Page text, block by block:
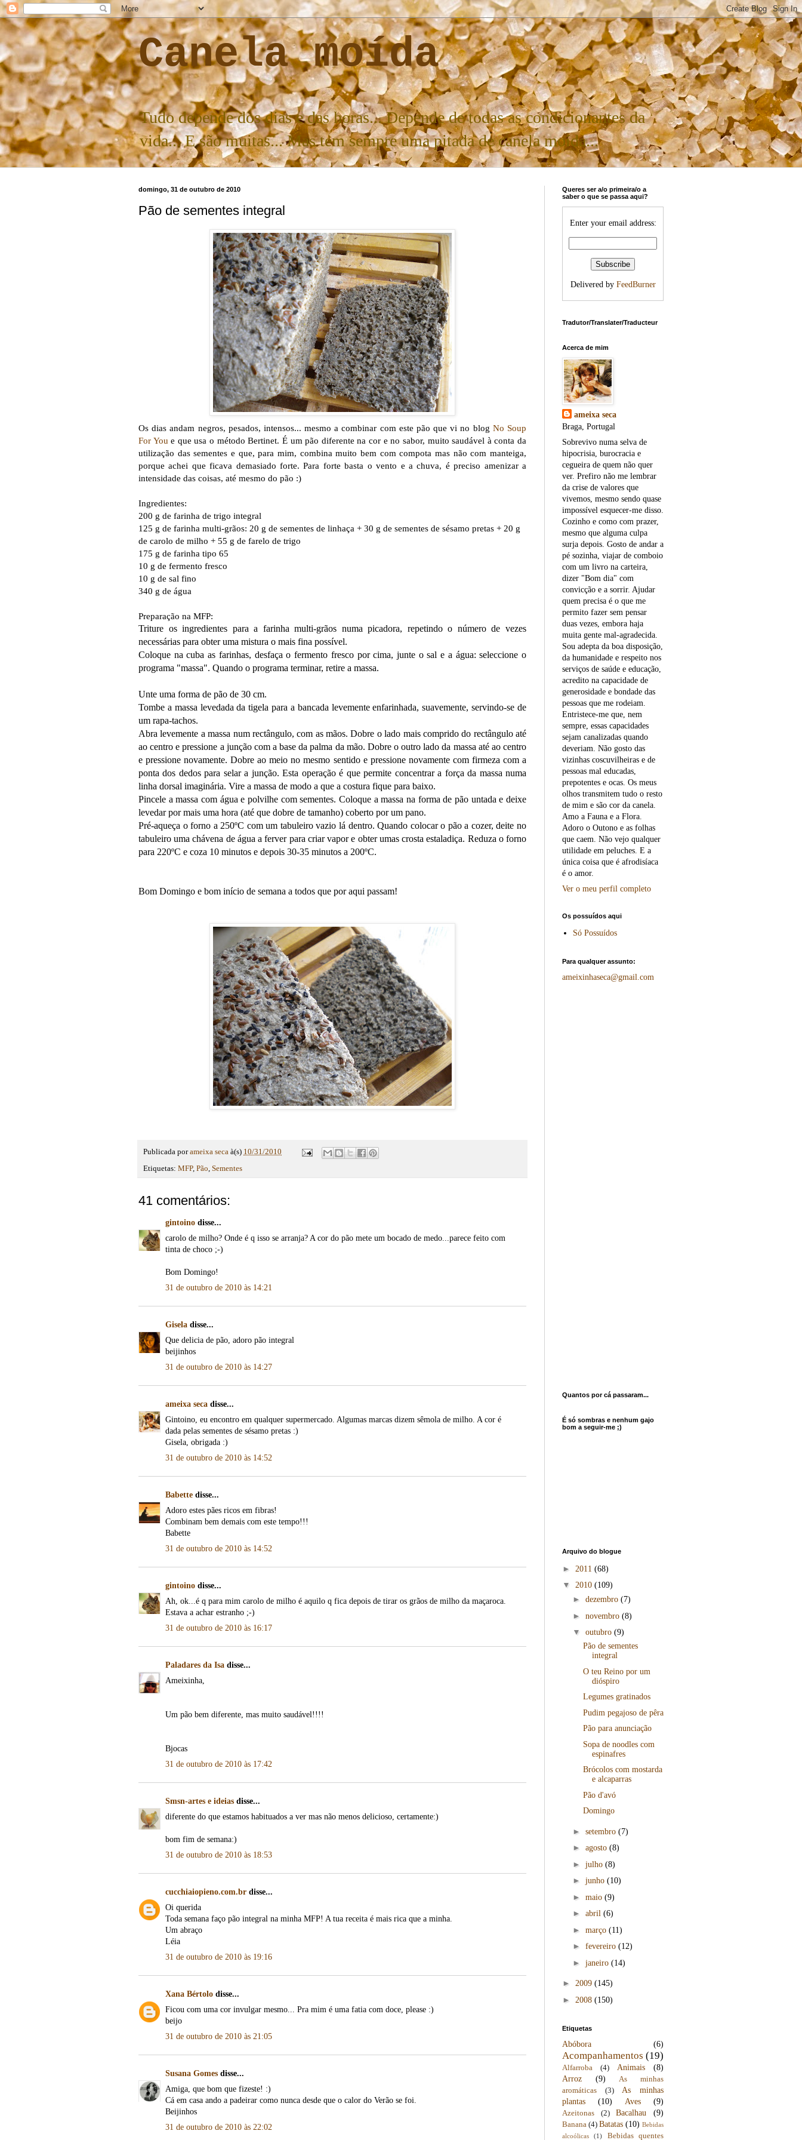
Canela moída
Tudo depende dos dias e das horas... Depende de todas as condicionantes da
vida... E são muitas... Mas tem sempre uma pitada de canela moída...
domingo, 31 de outubro de 2010
Pão de sementes integral
Os dias andam negros, pesados, intensos... mesmo a combinar com este pão que vi no blog No Soup
For You e que usa o método Bertinet. É um pão diferente na cor e no sabor, muito saudável à conta da
utilização das sementes e que, para mim, combina muito bem com compota mas não com manteiga,
porque achei que ficava demasiado forte. Para forte basta o vento e a chuva, é preciso amenizar a
intensidade das coisas, até mesmo do pão :)
Ingredientes:
200 g de farinha de trigo integral
125 g de farinha multi-grãos: 20 g de sementes de linhaça + 30 g de sementes de sésamo pretas + 20 g
de carolo de milho + 55 g de farelo de trigo
175 g de farinha tipo 65
10 g de fermento fresco
10 g de sal fino
340 g de água
Preparação na MFP:
Triture os ingredientes para a farinha multi-grãos numa picadora, repetindo o número de vezes
necessárias para obter uma mistura o mais fina possível.
Coloque na cuba as farinhas, desfaça o fermento fresco por cima, junte o sal e a água: seleccione o
programa "massa". Quando o programa terminar, retire a massa.
Unte uma forma de pão de 30 cm.
Tombe a massa levedada da tigela para a bancada levemente enfarinhada, suavemente, servindo-se de
um rapa-tachos.
Abra levemente a massa num rectângulo, com as mãos. Dobre o lado mais comprido do rectângulo até
ao centro e pressione a junção com a base da palma da mão. Dobre o outro lado da massa até ao centro
e pressione novamente. Dobre ao meio no mesmo sentido e pressione novamente com firmeza com a
ponta dos dedos para selar a junção. Esta operação é que permite concentrar a força da massa numa
linha dorsal imaginária. Vire a massa de modo a que a costura fique para baixo.
Pincele a massa com água e polvilhe com sementes. Coloque a massa na forma de pão untada e deixe
levedar por mais uma hora (até que dobre de tamanho) coberto por um pano.
Pré-aqueça o forno a 250ºC com um tabuleiro vazio lá dentro. Quando colocar o pão a cozer, deite no
tabuleiro uma chávena de água a ferver para criar vapor e obter umas crosta estaladiça. Reduza o forno
para 220ºC e coza 10 minutos e depois 30-35 minutos a 200ºC.
Bom Domingo e bom início de semana a todos que por aqui passam!
Publicada porameixa seca à(s) 10/31/2010
Etiquetas: MFP, Pão Sementes
41 comentários:
gintoino disse...
carolo de milho? Onde é q isso se arranja? A cor do pão mete um bocado de medo...parece feito com
tinta de choco ;-)
Bom Domingo!
31 de outubro de 2010 às 14:21
Gisela disse...
Que delicia de pão, adoro pão integral
beijinhos
31 de outubro de 2010 às 14:27
ameixa seca disse...
Gintoino, eu encontro em qualquer supermercado. Algumas marcas dizem sêmola de milho. A cor é
dada pelas sementes de sésamo pretas :)
Gisela, obrigada :)
31 de outubro de 2010 às 14:52
Babette disse...
Adoro estes pães ricos em fibras!
Combinam bem demais com este tempo!!!
Babette
31 de outubro de 2010 às 14:52
gintoino disse...
Ah, ok...é q para mim carolo de milho é aquilo q fica depois de tirar os grãos de milho da maçaroca.
Estava a achar estranho ;-)
31 de outubro de 2010 às 16:17
Paladares da Isa disse...
Ameixinha,
Um pão bem diferente, mas muito saudável!!!!
Bjocas
31 de outubro de 2010 às 17:42
Smsn-artes e ideias disse...
diferente do que estamos habituados a ver mas não menos delicioso, certamente:)
bom fim de semana:)
31 de outubro de 2010 às 18:53
cucchiaiopieno.com.br disse...
Oi querida
Toda semana faço pão integral na minha MFP! A tua receita é mais rica que a minha.
Um abraço
Léia
31 de outubro de 2010 às 19:16
Xana Bértolo disse...
Ficou com uma cor invulgar mesmo... Pra mim é uma fatia com doce, please :)
beijo
31 de outubro de 2010 às 21:05
Susana Gomes disse...
Amiga, que bom que fizeste! :)
Cá em casa ando a padeirar como nunca desde que o calor do Verão se foi.
Beijinhos
31 de outubro de 2010 às 22:02
Queres ser a/o primeira/o a
saber o que se passa aqui?
Enter your email address:
Delivered by FeedBurner
Tradutor/Translater/Traducteur
Acerca de mim
ameixa seca
Braga, Portugal
Sobrevivo numa selva de
hipocrisia, burocracia e
cegueira de quem não quer
ver. Prefiro não me lembrar
da crise de valores que
vivemos, mesmo sendo quase
impossível esquecer-me disso.
Cozinho e como com prazer,
mesmo que alguma culpa
surja depois. Gosto de andar a
pé sozinha, viajar de comboio
com um livro na carteira,
dizer "Bom dia" com
convicção e a sorrir. Ajudar
quem precisa é o que me
permito fazer sem pensar
duas vezes, embora haja
muita gente mal-agradecida.
Sou adepta da boa disposição,
da humanidade e respeito nos
serviços de saúde e educação,
acredito na capacidade de
generosidade e bondade das
pessoas que me rodeiam.
Entristece-me que, nem
sempre, essas capacidades
sejam canalizadas quando
deveriam. Não gosto das
vizinhas coscuvilheiras e de
pessoas mal educadas,
prepotentes e ocas. Os meus
olhos transmitem tudo o resto
de mim e são cor da canela.
Amo a Fauna e a Flora.
Adoro o Outono e as folhas
que caem. Não vejo qualquer
utilidade em peluches. E a
única coisa que é afrodisíaca
é o amor.
Ver o meu perfil completo
Os possuídos aqui
Só Possuídos
Para qualquer assunto:
ameixinhaseca@gmail.com
Quantos por cá passaram...
É só sombras e nenhum gajo
bom a seguir-me ;)
Arquivo do blogue
► 2011 (68)
▼ 2010 (109)
► dezembro (7)
► novembro (8)
▼ outubro (9)
Pão de sementes
integral
O teu Reino por um
dióspiro
Legumes gratinados
Pudim pegajoso de pêra
Pão para anunciação
Sopa de noodles com
espinafres
Brócolos com mostarda
e alcaparras
Pão d'avó
Domingo
► setembro (7)
► agosto (8)
► julho (8)
► junho (10)
► maio (9)
► abril (6)
► março (11)
► fevereiro (12)
► janeiro (14)
► 2009 (145)
► 2008 (150)
Etiquetas
Abóbora (6)
Acompanhamentos (19)
Alfarroba (4) Animais
(8)
Arroz
(9)
As minhas
aromáticas
(3)
As minhas
plantas
(10) Aves (9)
Azeitonas (2) Bacalhau (9)
Banana (4) Batatas (10) Bebidas
alcoólicas
(1) Bebidas quentes